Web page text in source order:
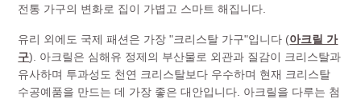
전통 가구의 변화로 집이 가볍고 스마트 해집니다.
유리 외에도 국제 패션은 가장 "크리스탈 가구"입니다 (아크릴 가
구). 아크릴은 심해유 정제의 부산물로 외관과 질감이 크리스탈과
유사하며 투과성도 천연 크리스탈보다 우수하며 현재 크리스탈
수공예품을 만드는 데 가장 좋은 대안입니다. 아크릴을 다루는 첨